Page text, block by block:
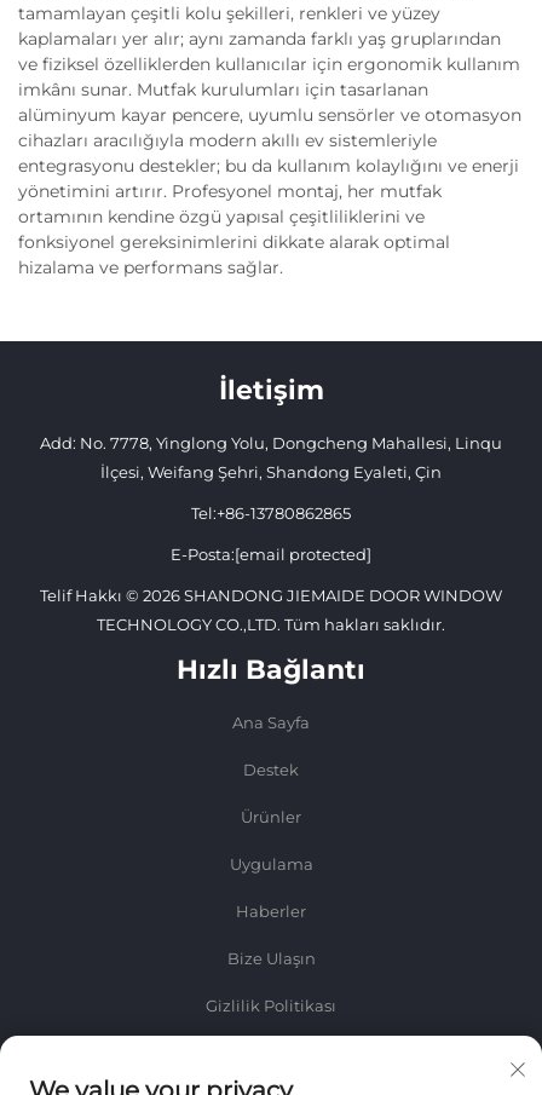
tamamlayan çeşitli kolu şekilleri, renkleri ve yüzey
kaplamaları yer alır; aynı zamanda farklı yaş gruplarından
ve fiziksel özelliklerden kullanıcılar için ergonomik kullanım
imkânı sunar. Mutfak kurulumları için tasarlanan
alüminyum kayar pencere, uyumlu sensörler ve otomasyon
cihazları aracılığıyla modern akıllı ev sistemleriyle
entegrasyonu destekler; bu da kullanım kolaylığını ve enerji
yönetimini artırır. Profesyonel montaj, her mutfak
ortamının kendine özgü yapısal çeşitliliklerini ve
fonksiyonel gereksinimlerini dikkate alarak optimal
hizalama ve performans sağlar.
İletişim
Add: No. 7778, Yinglong Yolu, Dongcheng Mahallesi, Linqu
İlçesi, Weifang Şehri, Shandong Eyaleti, Çin
Tel:+86-13780862865
E-Posta:[email protected]
Telif Hakkı © 2026 SHANDONG JIEMAIDE DOOR WINDOW
TECHNOLOGY CO.,LTD. Tüm hakları saklıdır.
Hızlı Bağlantı
Ana Sayfa
Destek
Ürünler
Uygulama
Haberler
Bize Ulaşın
Gizlilik Politikası